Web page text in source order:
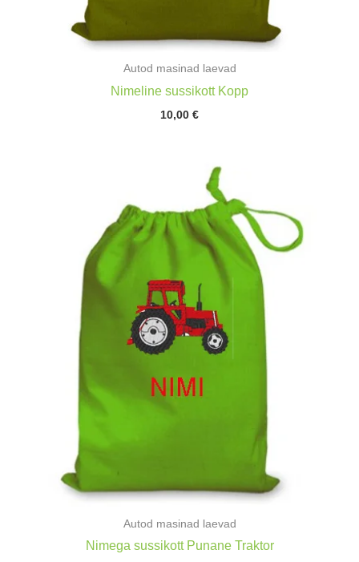
Autod masinad laevad
Nimeline sussikott Kopp
10,00 €
Autod masinad laevad
Nimega sussikott Punane Traktor